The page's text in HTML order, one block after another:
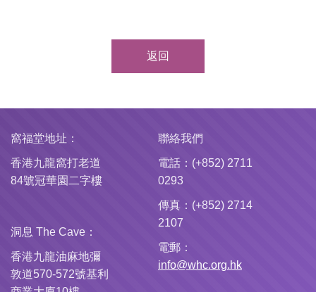
返回
窩福堂地址：
香港九龍窩打老道
84號冠華園二字樓
洞息 The Cave：
香港九龍油麻地彌
敦道570-572號基利
聯絡我們
電話：(+852) 2711
0293
傳真：(+852) 2714
2107
電郵：
info@whc.org.hk